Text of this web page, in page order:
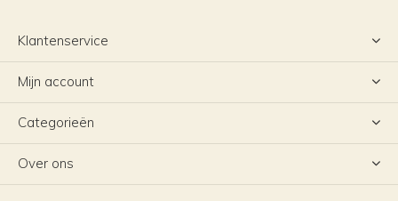
Klantenservice
Mijn account
Categorieën
Over ons